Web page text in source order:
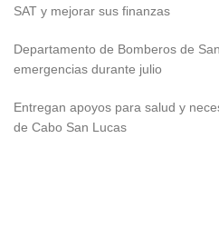
SAT y mejorar sus finanzas
Departamento de Bomberos de
emergencias durante julio
Entregan apoyos para salud y
de Cabo San Lucas